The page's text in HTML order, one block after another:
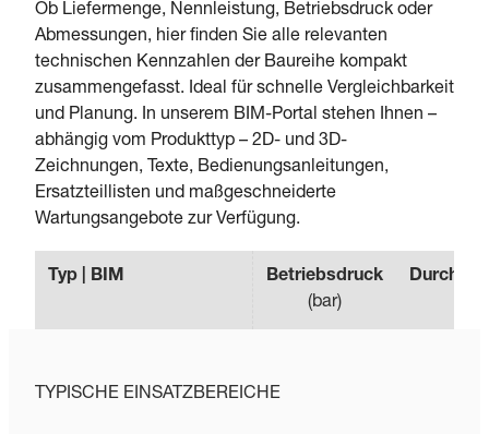
Ob Liefermenge, Nennleistung, Betriebsdruck oder
Abmessungen, hier finden Sie alle relevanten
technischen Kennzahlen der Baureihe kompakt
zusammengefasst. Ideal für schnelle Vergleichbarkeit
und Planung. In unserem BIM-Portal stehen Ihnen –
abhängig vom Produkttyp – 2D- und 3D-
Zeichnungen, Texte, Bedienungsanleitungen,
Ersatzteillisten und maßgeschneiderte
Wartungsangebote zur Verfügung.
Typ | BIM
Betriebsdruck
(bar)
TYPISCHE EINSATZBEREICHE